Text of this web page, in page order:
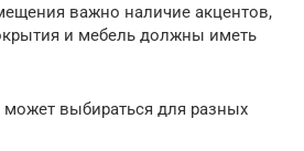
важно наличие акцентов,
и мебель должны иметь
может выбираться для разных